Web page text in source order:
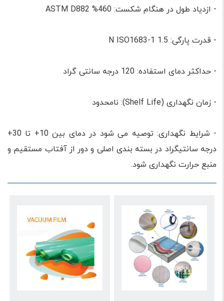
- ازدیاد طول در هنگام شکست: 460% ASTM D882
- قدرت پارگی: 1.5 N ISO1683-1
- حداکثر دمای استفاده: 120 درجه سانتی گراد
- زمان نگهداری (Shelf Life): نامحدود
- شرایط نگهداری: توصیه می شود در دمای بین 10+ تا 30+
درجه سانتیگراد در بسته بندی اصلی و دور از آفتاب مستقیم و
منبع حرارت نگهداری شود.